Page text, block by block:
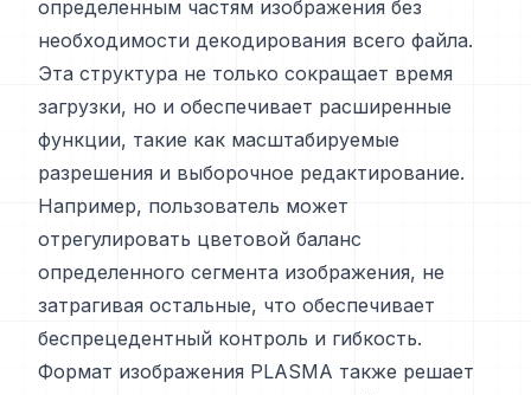
определенным частям изображения без
необходимости декодирования всего файла.
Эта структура не только сокращает время
загрузки, но и обеспечивает расширенные
функции, такие как масштабируемые
разрешения и выборочное редактирование.
Например, пользователь может
отрегулировать цветовой баланс
определенного сегмента изображения, не
затрагивая остальные, что обеспечивает
беспрецедентный контроль и гибкость.
Формат изображения PLASMA также решает